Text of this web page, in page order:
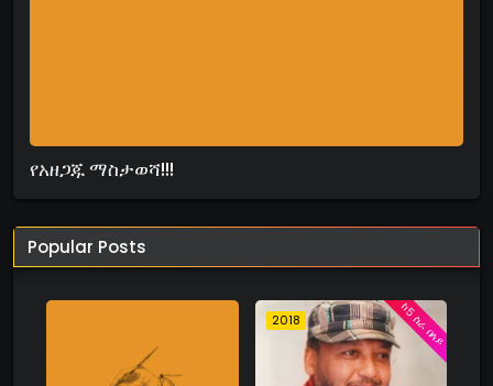
የአዘጋጁ ማስታወሻ!!!
Popular Posts
2018 ከ5 ስራ በላይ